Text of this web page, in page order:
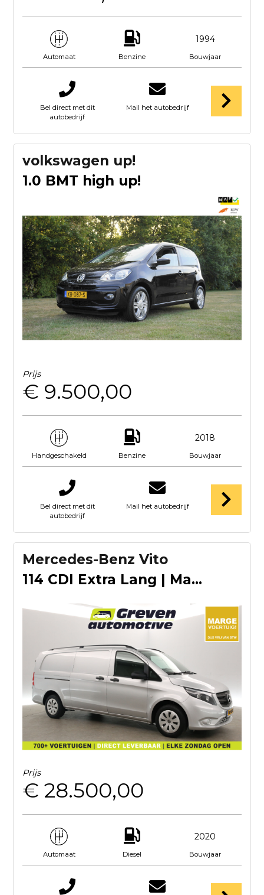
Automaat Benzine
1994
Bouwjaar
Bel direct met dit
autobedrijf
Mail het autobedrijf
volkswagen up!
1.0 BMT high up!
Prijs
€ 9.500,00
Handgeschakeld Benzine
2018
Bouwjaar
Bel direct met dit
autobedrijf
Mail het autobedrijf
Mercedes-Benz Vito
114 CDI Extra Lang | Marge | Automaat | Airco | Cruise | Tre
Prijs
€ 28.500,00
Automaat Diesel
2020
Bouwjaar